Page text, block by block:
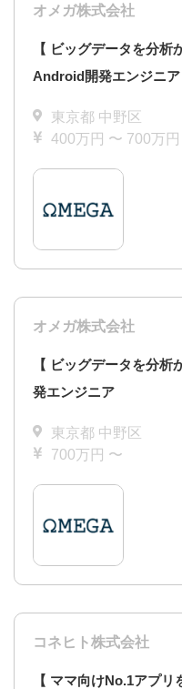
オメガ株式会社
【 ビッグデータを分析
Android開発エンジニア
東京都 中野区
400万円 〜 700万円
オメガ株式会社
【 ビッグデータを分
発エンジニア
東京都 中野区
700万円 〜
コネヒト株式会社
【 ママ向けNo.1アプ